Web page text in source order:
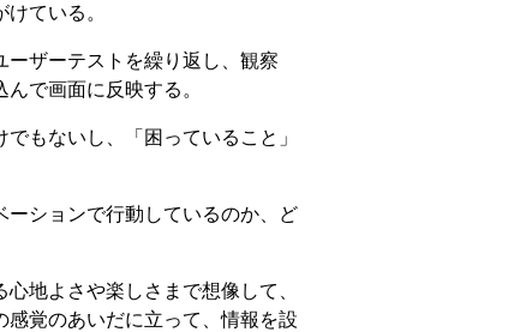
ている。
ザーテストを繰り返し、観察
で画面に反映する。
もないし、「困っていること」
ションで行動しているのか、ど
地よさや楽しさまで想像して、
覚のあいだに立って、情報を設